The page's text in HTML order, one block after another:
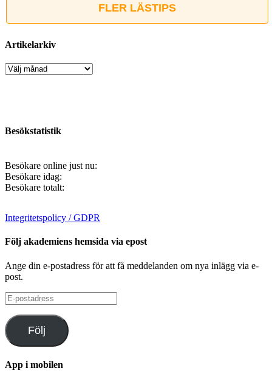
FLER LÄSTIPS
Artikelarkiv
Artikelarkiv
Besökstatistik
Besökare online just nu:
Besökare idag:
Besökare totalt:
Integritetspolicy / GDPR
Följ akademiens hemsida via epost
Ange din e-postadress för att få meddelanden om nya inlägg via e-
post.
E-
postadress
Följ
App i mobilen